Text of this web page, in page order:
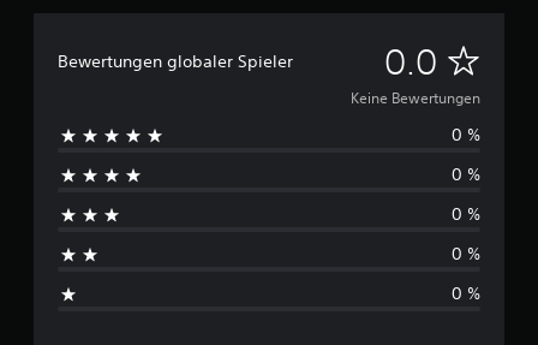
Bewertungen globaler Spieler 0.0 K
e
n
e
B
Keine Bewertungen
0 %
0 %
0 %
0 %
0 %